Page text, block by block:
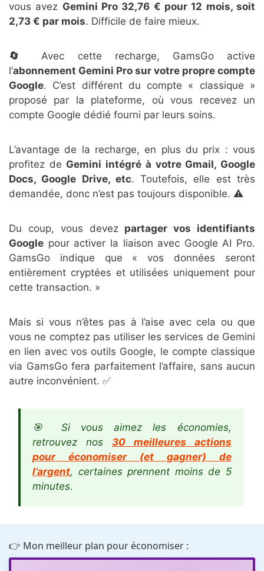
vous avez Gemini Pro 32,76 € pour 12 mois, soit
2,73 € par mois. Difficile de faire mieux.
🔄Avec cette recharge, GamsGo active
l’abonnement Gemini Pro sur votre propre compte
Google. C’est différent du compte « classique »
proposé par la plateforme, où vous recevez un
compte Google dédié fourni par leurs soins.
L’avantage de la recharge, en plus du prix : vous
profitez de Gemini intégré à votre Gmail, Google
Docs, Google Drive, etc. Toutefois, elle est très
demandée, donc n’est pas toujours disponible. ⚠️
Du coup, vous devez partager vos identifiants
Google pour activer la liaison avec Google AI Pro.
GamsGo indique que « vos données seront
entièrement cryptées et utilisées uniquement pour
cette transaction. »
Mais si vous n’êtes pas à l’aise avec cela ou que
vous ne comptez pas utiliser les services de Gemini
en lien avec vos outils Google, le compte classique
via GamsGo fera parfaitement l’affaire, sans aucun
autre inconvénient. ✅
🎯 Si vous aimez les économies,
retrouveznos30 meilleures actions
pour économiser (et gagner) de
l’argent, certaines prennent moins de 5
minutes.
👉 Mon meilleur plan pour économiser :